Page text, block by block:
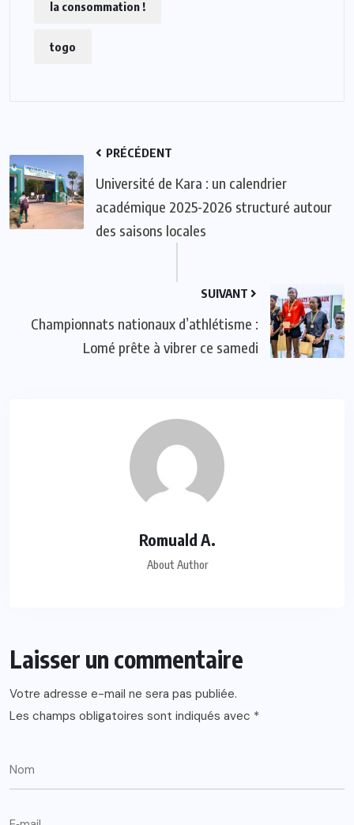
la consommation !
togo
PRÉCÉDENT
Université de Kara : un calendrier
académique 2025-2026 structuré autour
des saisons locales
SUIVANT
Championnats nationaux d’athlétisme :
Lomé prête à vibrer ce samedi
Romuald A.
About Author
Laisser un commentaire
Votre adresse e-mail ne sera pas publiée.
Les champs obligatoires sont indiqués avec *